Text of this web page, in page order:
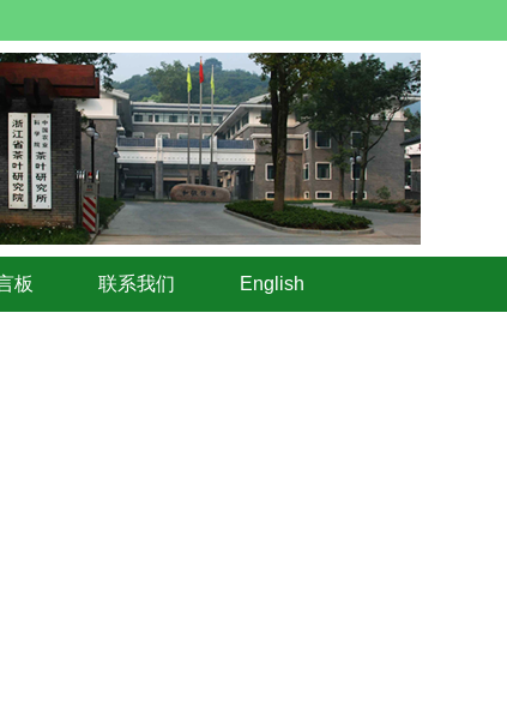
板 联系我们 English